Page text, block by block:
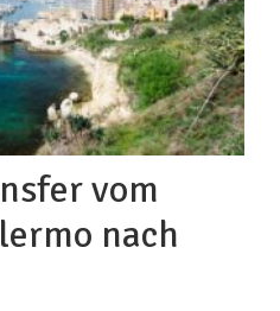
vom
nach